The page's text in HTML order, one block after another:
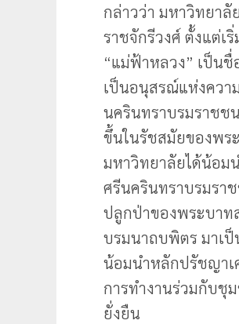
กล่าวว่า มหาวิทยา
ราชจักรีวงศ์ ตั้งแต่
“แม่ฟ้าหลวง” เป็น
เป็นอนุสรณ์แห่งควา
นครินทราบรมราชช
ขึ้นในรัชสมัยของพร
มหาวิทยาลัยได้น้อม
ศรีนครินทราบรมรา
ปลูกป่าของพระบาท
บรมนาถบพิตร มาเ
น้อมนำหลักปรัชญาเ
การทำงานร่วมกับชุ
ยั่งยืน